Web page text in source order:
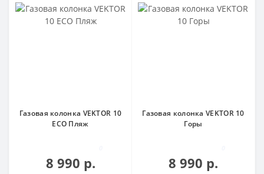
Газовая колонка VEKTOR 10
ECO Пляж
8 990 р.
Газовая колонка VEKTOR 10
Горы
8 990 р.